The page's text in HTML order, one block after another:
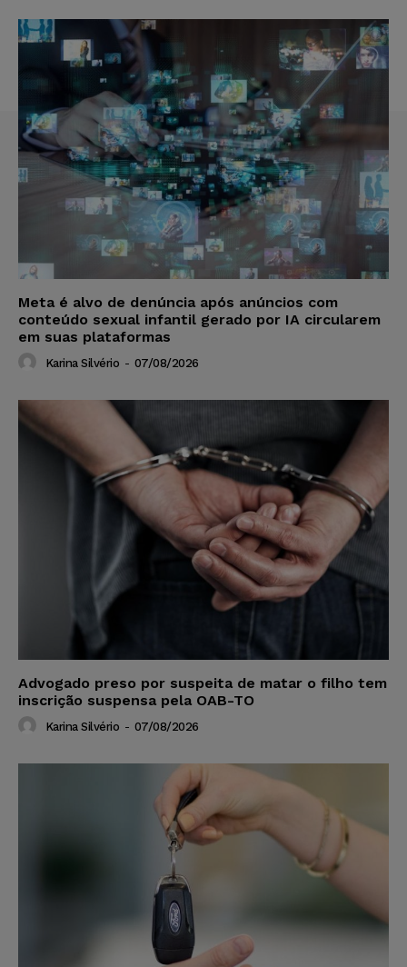
Meta é alvo de denúncia após anúncios com
conteúdo sexual infantil gerado por IA circularem
em suas plataformas
Karina Silvério - 07/08/2026
Advogado preso por suspeita de matar o filho tem
inscrição suspensa pela OAB-TO
Karina Silvério - 07/08/2026